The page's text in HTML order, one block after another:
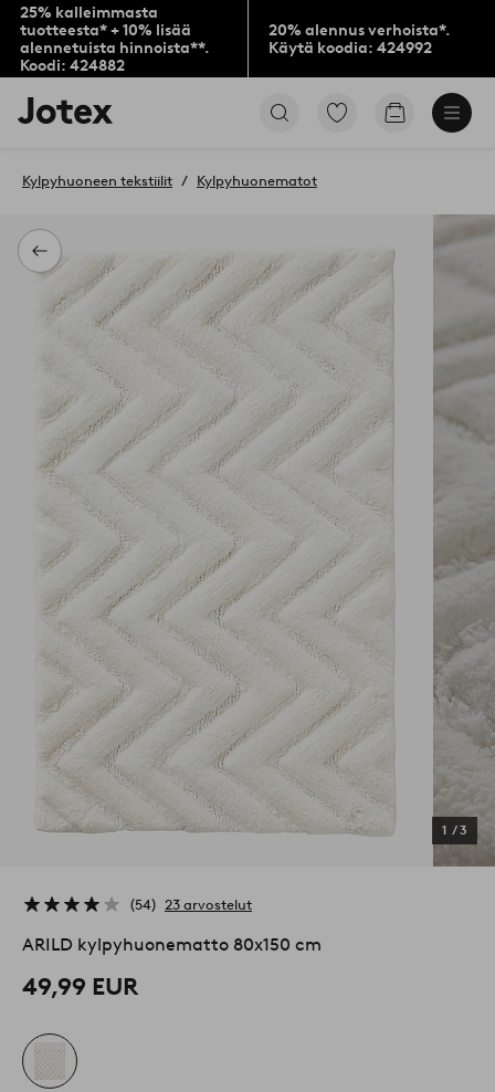
25% kalleimmasta
tuotteesta* + 10% lisää
alennetuista hinnoista**.
Koodi: 424882
20% alennus verhoista*.
Käytä koodia: 424992
Jotex-
logo
aloitussivulle
Siirry
Siirry
Takaisin
Kylpyhuoneen tekstiilit Kylpyhuonematot
1 /3
54 23 arvostelut
ARILD kylpyhuonematto 80x150 cm
49,99 EUR